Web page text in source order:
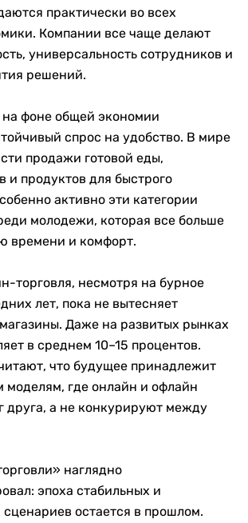
практически во всех
Компании все чаще делают
универсальность сотрудников и
решений.
на фоне общей экономии
спрос на удобство. В мире
продажи готовой еды,
и продуктов для быстрого
активно эти категории
молодежи, которая все больше
времени и комфорт.
торговля, несмотря на бурное
лет, пока не вытесняет
Даже на развитых рынках
в среднем 10–15 процентов.
что будущее принадлежит
моделям, где онлайн и офлайн
друга, а не конкурируют между
наглядно
эпоха стабильных и
остается в прошлом.